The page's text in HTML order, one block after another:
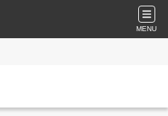
MENU